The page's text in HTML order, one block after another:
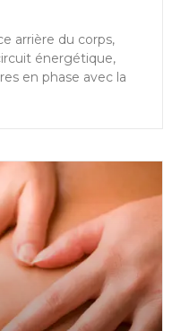
arrière du corps,
énergétique,
en phase avec la